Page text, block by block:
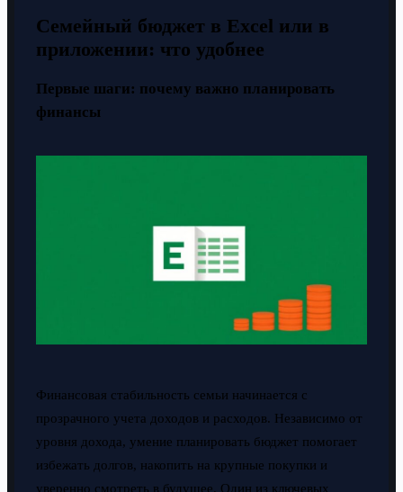
Семейный бюджет в Excel или в
приложении: что удобнее
Первые шаги: почему важно планировать
финансы
Финансовая стабильность семьи начинается с
прозрачного учета доходов и расходов. Независимо от
уровня дохода, умение планировать бюджет помогает
избежать долгов, накопить на крупные покупки и
уверенно смотреть в будущее. Один из ключевых